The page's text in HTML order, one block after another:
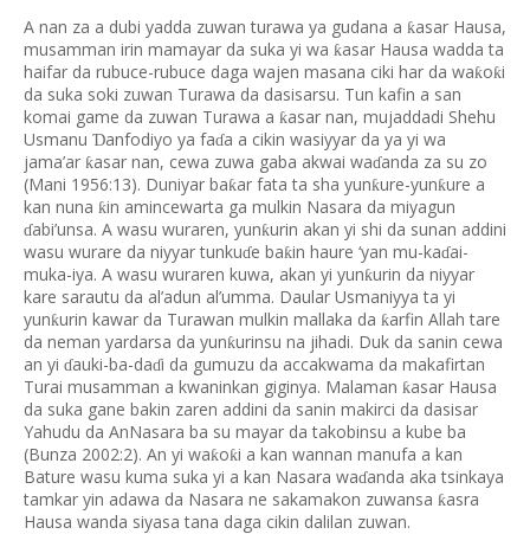
A nan za a dubi yadda zuwan turawa ya gudana a ƙasar Hausa,
musamman irin mamayar da suka yi wa ƙasar Hausa wadda ta
haifar da rubuce-rubuce daga wajen masana ciki har da waƙoƙi
da suka soki zuwan Turawa da dasisarsu. Tun kafin a san
komai game da zuwan Turawa a ƙasar nan, mujaddadi Shehu
Usmanu Ɗanfodiyo ya faɗa a cikin wasiyyar da ya yi wa
jama’ar ƙasar nan, cewa zuwa gaba akwai waɗanda za su zo
(Mani 1956:13). Duniyar baƙar fata ta sha yunƙure-yunƙure a
kan nuna ƙin amincewarta ga mulkin Nasara da miyagun
ɗabi’unsa. A wasu wuraren, yunƙurin akan yi shi da sunan addini
wasu wurare da niyyar tunkuɗe baƙin haure ‘yan mu-kaɗai-
muka-iya. A wasu wuraren kuwa, akan yi yunƙurin da niyyar
kare sarautu da al’adun al’umma. Daular Usmaniyya ta yi
yunƙurin kawar da Turawan mulkin mallaka da ƙarfin Allah tare
da neman yardarsa da yunƙurinsu na jihadi. Duk da sanin cewa
an yi ɗauki-ba-daɗi da gumuzu da accakwama da makafirtan
Turai musamman a kwaninkan giginya. Malaman ƙasar Hausa
da suka gane bakin zaren addini da sanin makirci da dasisar
Yahudu da AnNasara ba su mayar da takobinsu a kube ba
(Bunza 2002:2). An yi waƙoƙi a kan wannan manufa a kan
Bature wasu kuma suka yi a kan Nasara waɗanda aka tsinkaya
tamkar yin adawa da Nasara ne sakamakon zuwansa ƙasra
Hausa wanda siyasa tana daga cikin dalilan zuwan.